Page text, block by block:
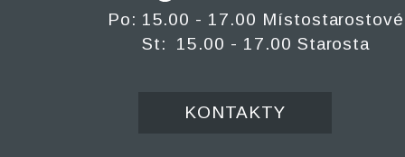
Po: 15.00 - 17.00 Místostarostové
St: 15.00 - 17.00 Starosta
KONTAKTY